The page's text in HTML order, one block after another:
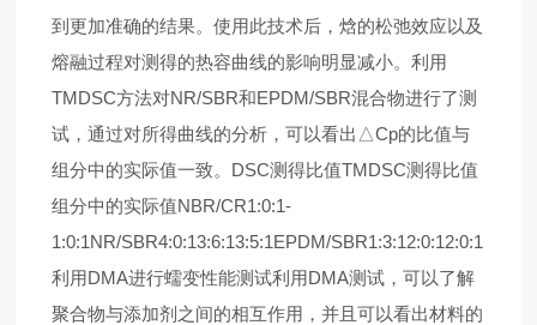
到更加准确的结果。使用此技术后，焓的松弛效应以及
熔融过程对测得的热容曲线的影响明显减小。利用
TMDSC方法对NR/SBR和EPDM/SBR混合物进行了测
试，通过对所得曲线的分析，可以看出△Cp的比值与
组分中的实际值一致。 DSC测得比值TMDSC测得比值
组分中的实际值NBR/CR1:0:1-
1:0:1NR/SBR4:0:13:6:13:5:1EPDM/SBR1:3:12:0:12:0:1
利用DMA进行蠕变性能测试利用DMA测试，可以了解
聚合物与添加剂之间的相互作用，并且可以看出材料的